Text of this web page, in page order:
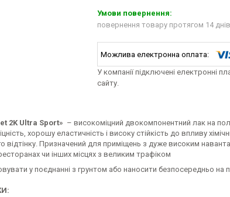
повернення товару протягом 14 днів
У компанії підключені електронні
сайту.
2K Ultra Sport» ­– високоміцний двокомпонентний лак на
хорошу еластичність і високу стійкість до впливу
відтінку. Призначений для приміщень з дуже високим
чи інших місцях з великим трафіком
у поєднанні з грунтом або наносити безпосередньо на